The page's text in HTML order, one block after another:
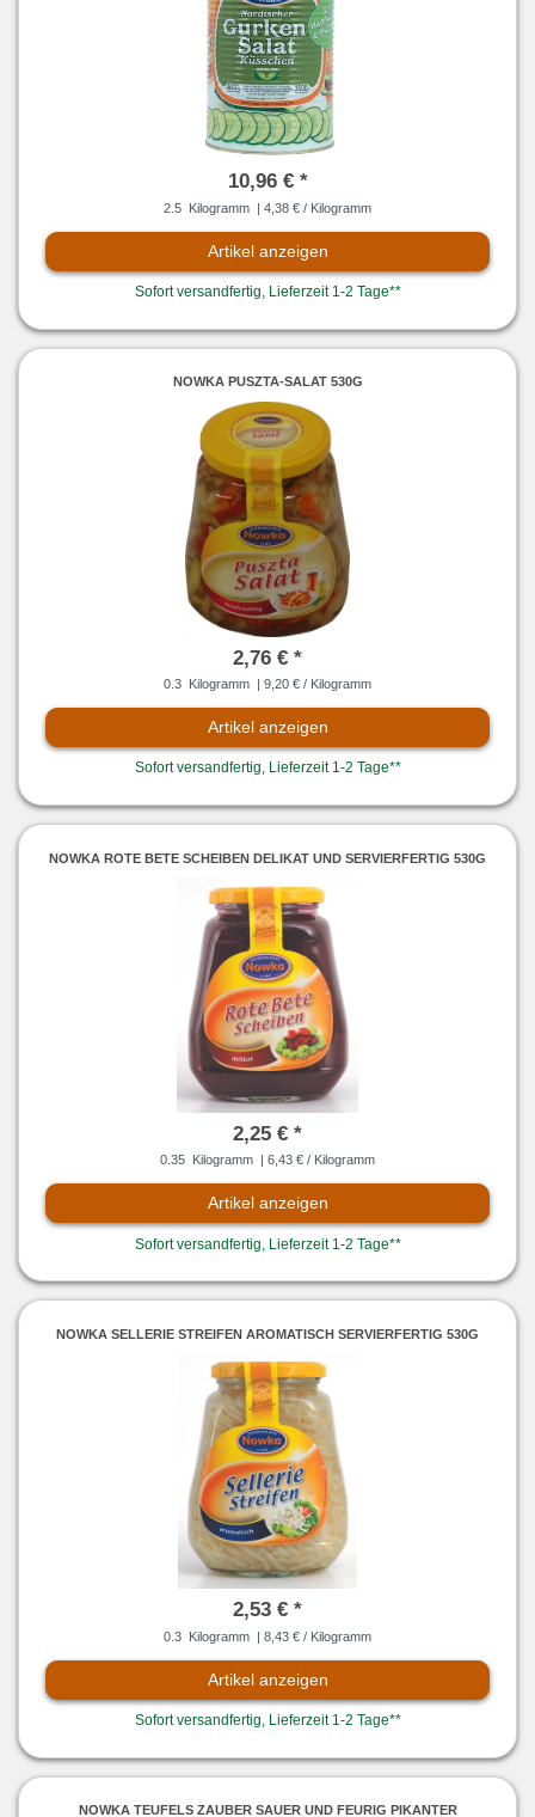
10,96 € *
2.5 Kilogramm | 4,38 € / Kilogramm
Artikel anzeigen
Sofort versandfertig, Lieferzeit 1-2 Tage**
NOWKA PUSZTA-SALAT 530G
2,76 € *
0.3 Kilogramm | 9,20 € / Kilogramm
Artikel anzeigen
Sofort versandfertig, Lieferzeit 1-2 Tage**
NOWKA ROTE BETE SCHEIBEN DELIKAT UND SERVIERFERTIG 530G
2,25 € *
0.35 Kilogramm | 6,43 € / Kilogramm
Artikel anzeigen
Sofort versandfertig, Lieferzeit 1-2 Tage**
NOWKA SELLERIE STREIFEN AROMATISCH SERVIERFERTIG 530G
2,53 € *
0.3 Kilogramm | 8,43 € / Kilogramm
Artikel anzeigen
Sofort versandfertig, Lieferzeit 1-2 Tage**
NOWKA TEUFELS ZAUBER SAUER UND FEURIG PIKANTER